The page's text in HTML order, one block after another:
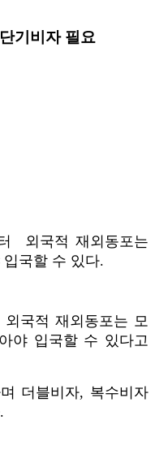
기비자 필요
외국적 재외동포는
국할 수 있다.
국적 재외동포는 모
야 입국할 수 있다고
더블비자, 복수비자